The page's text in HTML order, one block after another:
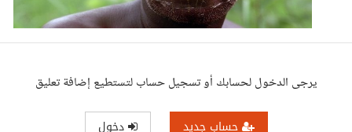
يرجى الدخول لحسابك أو تسجيل حساب لتستطيع إضافة تعليق
حساب جديد دخول